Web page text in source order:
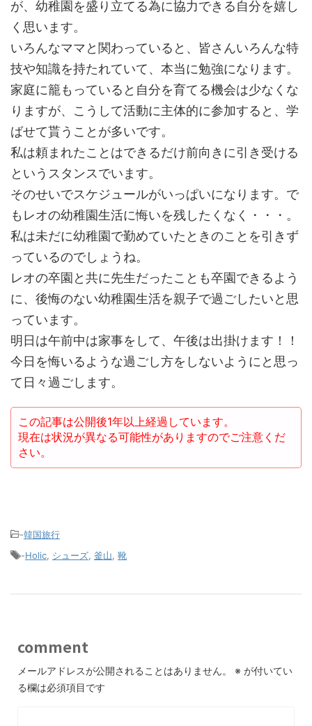
が、幼稚園を盛り立てる為に協力できる自分を嬉し
く思います。
いろんなママと関わっていると、皆さんいろんな特
技や知識を持たれていて、本当に勉強になります。
家庭に籠もっていると自分を育てる機会は少なくな
りますが、こうして活動に主体的に参加すると、学
ばせて貰うことが多いです。
私は頼まれたことはできるだけ前向きに引き受ける
というスタンスでいます。
そのせいでスケジュールがいっぱいになります。で
もレオの幼稚園生活に悔いを残したくなく・・・。
私は未だに幼稚園で勤めていたときのことを引きず
っているのでしょうね。
レオの卒園と共に先生だったことも卒園できるよう
に、後悔のない幼稚園生活を親子で過ごしたいと思
っています。
明日は午前中は家事をして、午後は出掛けます！！
今日を悔いるような過ごし方をしないようにと思っ
て日々過ごします。
この記事は公開後1年以上経過しています。
現在は状況が異なる可能性がありますのでご注意くだ
さい。
-韓国旅行
-Holic シューズ 釜山 靴
comment
メールアドレスが公開されることはありません。 ※ が付いてい
る欄は必須項目です